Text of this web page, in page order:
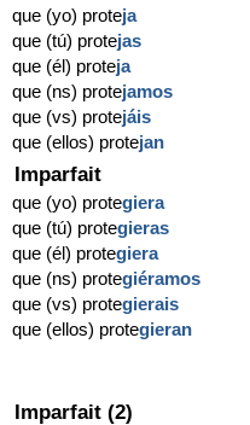
que (yo) proteja
que (tú) protejas
que (él) proteja
que (ns) protejamos
que (vs) protejáis
que (ellos) protejan
Imparfait
que (yo) protegiera
que (tú) protegieras
que (él) protegiera
que (ns) protegiéramos
que (vs) protegierais
que (ellos) protegieran
Imparfait (2)